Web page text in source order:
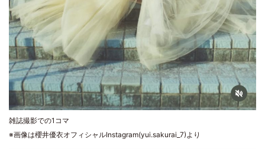
雑誌撮影での1コマ
※画像は櫻井優衣オフィシャルInstagram(yui.sakurai_7)より